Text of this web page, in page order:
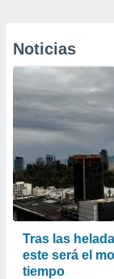
Noticias
Tras las
este será el
tiempo